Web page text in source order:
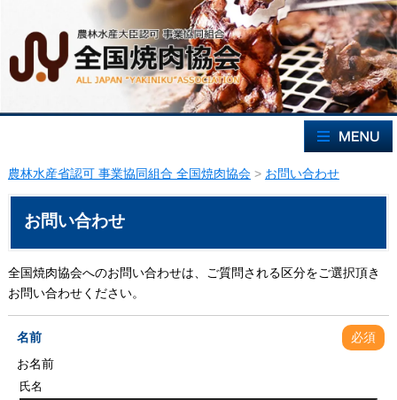
農林水産省認可 事業協同組合 全国焼肉協会 > お問い合わせ
お問い合わせ
全国焼肉協会へのお問い合わせは、ご質問される区分をご選択頂き
お問い合わせください。
名前
必須
お名前
氏名